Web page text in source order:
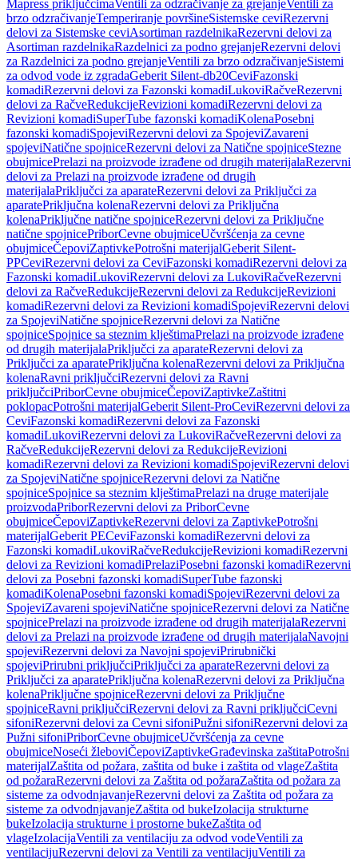
Mapress priključcimaVentili za odzračivanje za grejanjeVentili za
brzo odzračivanjeTemperiranje površineSistemske ceviRezervni
delovi za Sistemske ceviAsortiman razdelnikaRezervni delovi za
Asortiman razdelnikaRazdelnici za podno grejanjeRezervni delovi
za Razdelnici za podno grejanjeVentili za brzo odzračivanjeSistemi
za odvod vode iz zgradaGeberit Silent-db20CeviFazonski
komadiRezervni delovi za Fazonski komadiLukoviRačveRezervni
delovi za RačveRedukcijeRevizioni komadiRezervni delovi za
Revizioni komadiSuperTube fazonski komadiKolenaPosebni
fazonski komadiSpojeviRezervni delovi za SpojeviZavareni
spojeviNatične spojniceRezervni delovi za Natične spojniceStezne
obujmicePrelazi na proizvode izrađene od drugih materijalaRezervni
delovi za Prelazi na proizvode izrađene od drugih
materijalaPriključci za aparateRezervni delovi za Priključci za
aparatePriključna kolenaRezervni delovi za Priključna
kolenaPriključne natične spojniceRezervni delovi za Priključne
natične spojnicePriborCevne obujmiceUčvršćenja za cevne
obujmiceČepoviZaptivkePotrošni materijalGeberit Silent-
PPCeviRezervni delovi za CeviFazonski komadiRezervni delovi za
Fazonski komadiLukoviRezervni delovi za LukoviRačveRezervni
delovi za RačveRedukcijeRezervni delovi za RedukcijeRevizioni
komadiRezervni delovi za Revizioni komadiSpojeviRezervni delovi
za SpojeviNatične spojniceRezervni delovi za Natične
spojniceSpojnice sa steznim klještimaPrelazi na proizvode izrađene
od drugih materijalaPriključci za aparateRezervni delovi za
Priključci za aparatePriključna kolenaRezervni delovi za Priključna
kolenaRavni priključciRezervni delovi za Ravni
priključciPriborCevne obujmiceČepoviZaptivkeZaštitni
poklopacPotrošni materijalGeberit Silent-ProCeviRezervni delovi za
CeviFazonski komadiRezervni delovi za Fazonski
komadiLukoviRezervni delovi za LukoviRačveRezervni delovi za
RačveRedukcijeRezervni delovi za RedukcijeRevizioni
komadiRezervni delovi za Revizioni komadiSpojeviRezervni delovi
za SpojeviNatične spojniceRezervni delovi za Natične
spojniceSpojnice sa steznim klještimaPrelazi na druge materijale
proizvodaPriborRezervni delovi za PriborCevne
obujmiceČepoviZaptivkeRezervni delovi za ZaptivkePotrošni
materijalGeberit PECeviFazonski komadiRezervni delovi za
Fazonski komadiLukoviRačveRedukcijeRevizioni komadiRezervni
delovi za Revizioni komadiPrelaziPosebni fazonski komadiRezervni
delovi za Posebni fazonski komadiSuperTube fazonski
komadiKolenaPosebni fazonski komadiSpojeviRezervni delovi za
SpojeviZavareni spojeviNatične spojniceRezervni delovi za Natične
spojnicePrelazi na proizvode izrađene od drugih materijalaRezervni
delovi za Prelazi na proizvode izrađene od drugih materijalaNavojni
spojeviRezervni delovi za Navojni spojeviPrirubnički
spojeviPrirubni priključciPriključci za aparateRezervni delovi za
Priključci za aparatePriključna kolenaRezervni delovi za Priključna
kolenaPriključne spojniceRezervni delovi za Priključne
spojniceRavni priključciRezervni delovi za Ravni priključciCevni
sifoniRezervni delovi za Cevni sifoniPužni sifoniRezervni delovi za
Pužni sifoniPriborCevne obujmiceUčvršćenja za cevne
obujmiceNoseći žleboviČepoviZaptivkeGrađevinska zaštitaPotrošni
materijalZaštita od požara, zaštita od buke i zaštita od vlageZaštita
od požaraRezervni delovi za Zaštita od požaraZaštita od požara za
sisteme za odvodnjavanjeRezervni delovi za Zaštita od požara za
sisteme za odvodnjavanjeZaštita od bukeIzolacija strukturne
bukeIzolacija strukturne i prostorne bukeZaštita od
vlageIzolacijaVentili za ventilaciju za odvod vodeVentili za
ventilacijuRezervni delovi za Ventili za ventilacijuVentili za